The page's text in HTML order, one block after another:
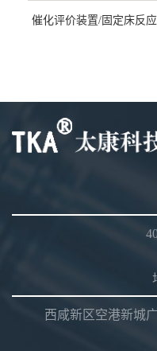
催化评价装置/固定床反
西咸新区空港新城